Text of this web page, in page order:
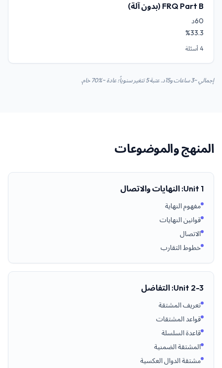
FRQ Part B (بدون آلة)
60د
%33.3
4 أسئلة
إجمالي ~3 ساعات و15د. عتبة 5 تتغير سنوياً؛ عادة ~%70 خام.
المنهج والموضوعات
Unit 1: النهايات والاتصال
مفهوم النهاية
قوانين النهايات
الاتصال
خطوط التقارب
Unit 2-3: التفاضل
تعريف المشتقة
قواعد المشتقات
قاعدة السلسلة
المشتقة الضمنية
مشتقة الدوال العكسية